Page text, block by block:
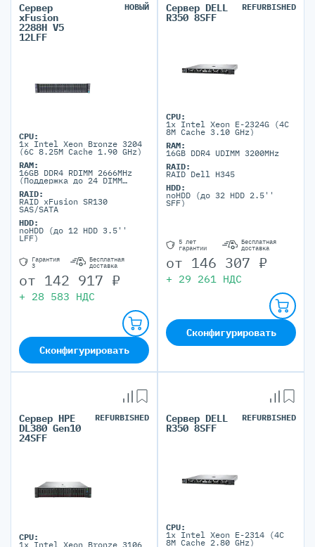
Сервер
xFusion
2288H V5
12LFF
НОВЫЙ
CPU:
1x Intel Xeon Bronze 3204
(6C 8.25M Cache 1.90 GHz)
RAM:
16GB DDR4 RDIMM 2666MHz
(Поддержка до 24 DIMM
RAID:
RAID xFusion SR130
SAS/SATA
HDD:
noHDD (до 12 HDD 3.5''
LFF)
Гарантия
3
Бесплатная
доставка
от 142 917 ₽
+ 28 583 НДС
Сконфигурировать
Сервер DELL
R350 8SFF
REFURBISHED
CPU:
1x Intel Xeon E-2324G (4C
8M Cache 3.10 GHz)
RAM:
16GB DDR4 UDIMM 3200MHz
RAID:
RAID Dell H345
HDD:
noHDD (до 32 HDD 2.5''
SFF)
5 лет
гарантии
Бесплатная
доставка
от 146 307 ₽
+ 29 261 НДС
Сконфигурировать
Сервер HPE
DL380 Gen10
24SFF
REFURBISHED
CPU:
1x Intel Xeon Bronze 3106
Сервер DELL
R350 8SFF
REFURBISHED
CPU:
1x Intel Xeon E-2314 (4C
8M Cache 2.80 GHz)